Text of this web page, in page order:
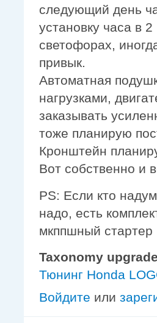
следующий день
установку часа в
светофорах,
привык.
Автоматная
нагрузками,
заказывать
тоже планирую
Кронштейн
Вот собственно и
PS: Если кто
надо, есть
мкппшный стартер
Taxonomy
Тюнинг Honda
Войдите или